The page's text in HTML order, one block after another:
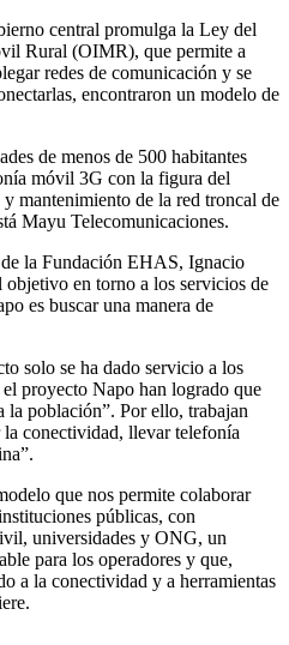
central promulga la Ley del
Rural (OIMR), que permite a
redes de comunicación y se
encontraron un modelo de
de menos de 500 habitantes
móvil 3G con la figura del
mantenimiento de la red troncal de
Mayu Telecomunicaciones.
la Fundación EHAS, Ignacio
en torno a los servicios de
es buscar una manera de
solo se ha dado servicio a los
proyecto Napo han logrado que
la población”. Por ello, trabajan
conectividad, llevar telefonía
que nos permite colaborar
públicas, con
universidades y ONG, un
para los operadores y que,
a la conectividad y a herramientas